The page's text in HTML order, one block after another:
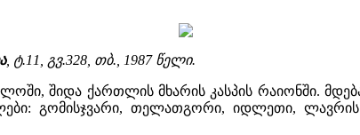
, ტ.11, გვ.328, თბ., 1987 წელი.
შიდა ქართლის მხარის კასპის რაიონში.
გომისჯვარი, თელათგორი, იდლეთი,